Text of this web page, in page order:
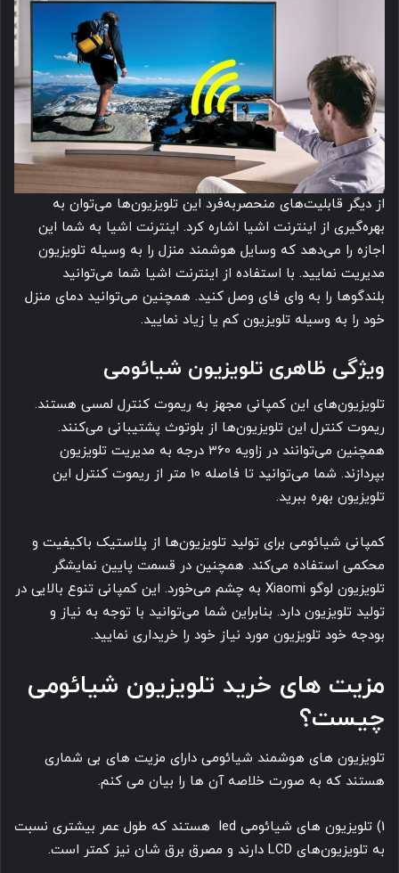
از دیگر قابلیت‌های منحصربه‌فرد این تلویزیون‌ها می‌توان به
بهره‌گیری از اینترنت اشیا اشاره کرد. اینترنت اشیا به شما این
اجازه را می‌دهد که وسایل هوشمند منزل را به وسیله تلویزیون
مدیریت نمایید. با استفاده از اینترنت اشیا شما می‌توانید
بلندگوها را به وای فای وصل کنید. همچنین می‌توانید دمای منزل
خود را به وسیله تلویزیون کم یا زیاد نمایید.
ویژگی ظاهری تلویزیون شیائومی
تلویزیون‌های این کمپانی مجهز به ریموت کنترل لمسی هستند.
ریموت کنترل این تلویزیون‌ها از بلوتوث پشتیبانی می‌کنند.
همچنین می‌توانند در زاویه 360 درجه به مدیریت تلویزیون
بپردازند. شما می‌توانید تا فاصله 10 متر از ریموت کنترل این
تلویزیون بهره ببرید.
کمپانی شیائومی برای تولید تلویزیون‌ها از پلاستیک باکیفیت و
محکمی استفاده می‌کند. همچنین در قسمت پایین نمایشگر
تلویزیون لوگو Xiaomi به چشم می‌خورد. این کمپانی تنوع بالایی در
تولید تلویزیون دارد. بنابراین شما می‌توانید با توجه به نیاز و
بودجه خود تلویزیون مورد نیاز خود را خریداری نمایید.
مزیت های خرید تلویزیون شیائومی
چیست؟
تلویزیون های هوشمند شیائومی دارای مزیت های بی شماری
هستند که به صورت خلاصه آن ها را بیان می کنم.
1) تلویزیون های شیائومی led هستند که طول عمر بیشتری نسبت
به تلویزیون‌های LCD دارند و مصرق برق شان نیز کمتر است.